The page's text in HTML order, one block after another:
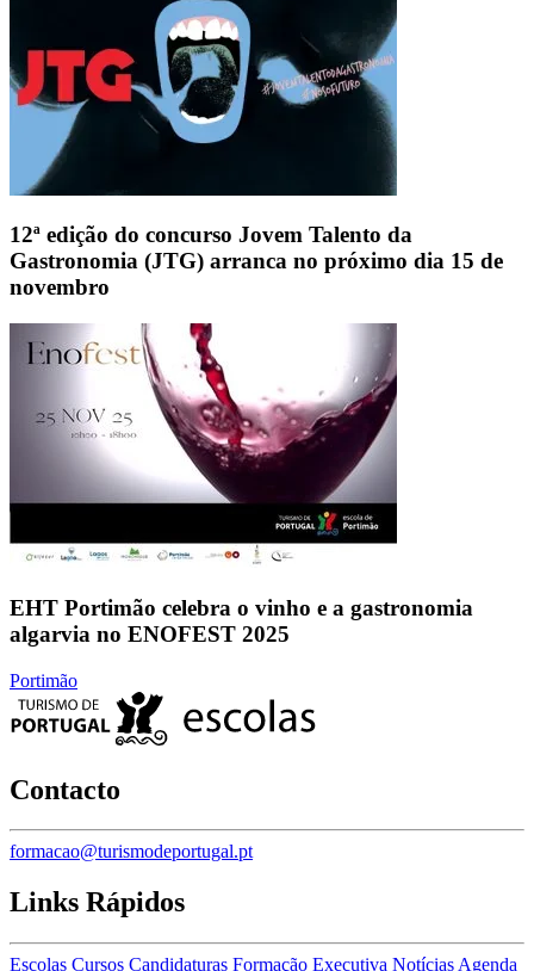
12ª edição do concurso Jovem Talento da
Gastronomia (JTG) arranca no próximo dia 15 de
novembro
EHT Portimão celebra o vinho e a gastronomia
algarvia no ENOFEST 2025
Portimão
Contacto
formacao@turismodeportugal.pt
Links Rápidos
Escolas Cursos Candidaturas Formação Executiva Notícias Agenda